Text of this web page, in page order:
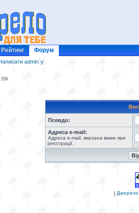
Рейтинг Форум
admin`у
Псевдо:
Адреса e-mail:
Адреса e-mail, вказана вами при
реєстрації.
| Джерело